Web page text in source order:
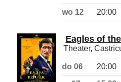
wo 12 20:00
Eagles of
Theater,
do 06 20:00